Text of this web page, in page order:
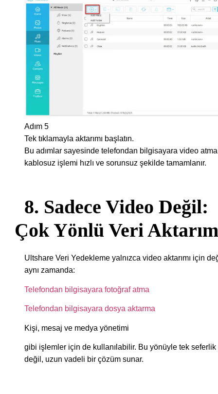
Adım 5
Tek tıklamayla aktarımı başlatın.
Bu adımlar sayesinde telefondan bilgisayara video atma
kablosuz işlemi hızlı ve sorunsuz şekilde tamamlanır.
8. Sadece Video Değil:
Çok Yönlü Veri
Ultshare Veri Yedekleme yalnızca video aktarımı için
aynı zamanda:
Telefondan bilgisayara fotoğraf atma
Telefondan bilgisayara dosya aktarma
Kişi, mesaj ve medya yönetimi
gibi işlemler için de kullanılabilir. Bu yönüyle tek seferlik
değil, uzun vadeli bir çözüm sunar.